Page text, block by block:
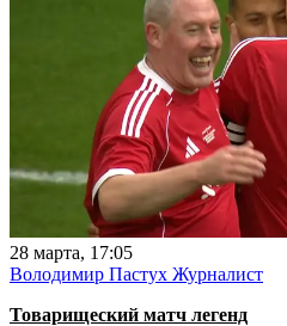
28 марта, 17:05
Володимир Пастух Журналист
Товарищеский матч легенд